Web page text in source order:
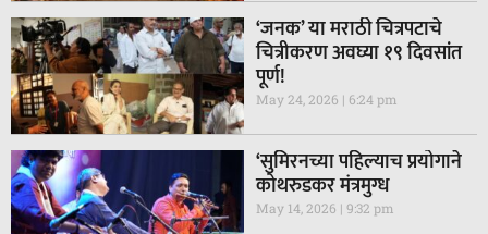
‘जनक’ या मराठी चित्रपटाचे
चित्रीकरण अवघ्या १९ दिवसांत
पूर्ण!
May 24, 2026 6:24 pm
‘सुमिरनच्या पहिल्याच प्रयोगाने
कोथरुडकर मंत्रमुग्ध
May 14, 2026 9:32 pm